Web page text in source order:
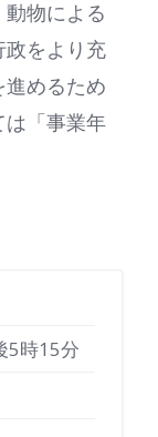
物による
をより充
めるため
「事業年
5時15分